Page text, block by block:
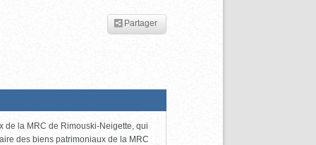
Partager
de la MRC de Rimouski-Neigette, qui
des biens patrimoniaux de la MRC